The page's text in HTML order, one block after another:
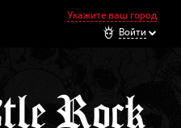
Укажите ваш город
Войти